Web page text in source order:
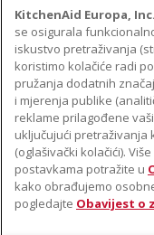
O TVRTKI
Robna marka
Povijest
ODR
PODRŠKA
Pronađi trgovinu
Jamstvo i dokumenti
PRATITE NAS
KitchenAid Europa, Inc.
se osigurala
iskustvo pretraživanja
koristimo kolačiće radi
pružanja dodatnih
i mjerenja publike
reklame prilagođene
uključujući pretraživanja
(oglašivački kolačići).
postavkama potražite u
kako obrađujemo
pogledajte Obavijest o